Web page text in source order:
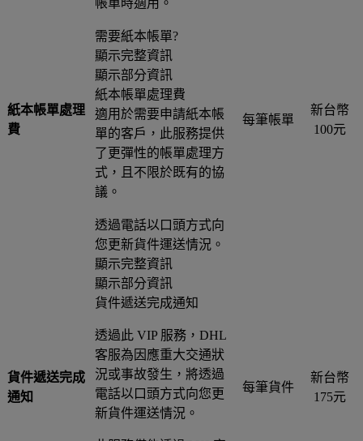
紙本帳單處理
費
需要紙本帳單?
顯示完整資訊
顯示部分資訊
紙本帳單處理費
適用於需要申請紙本帳
單的客戶，此服務提供
了更彈性的帳單處理方
式，且不限於既有的協
議。
每筆帳單
新台幣
100元
貨件遞送完成
通知
透過電話以口頭方式向
您更新貨件運送情況。
顯示完整資訊
顯示部分資訊
貨件遞送完成通知
透過此 VIP 服務，DHL
客服為因應重大交通狀
況或事故發生，將透過
電話以口頭方式向您更
新貨件運送情況。
每筆貨件
新台幣
175元